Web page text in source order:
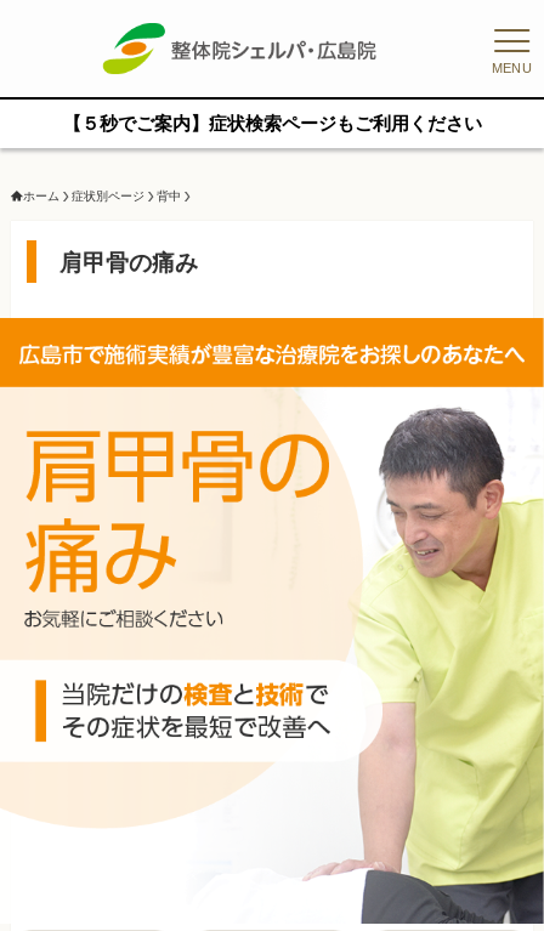
MENU
【５秒でご案内】症状検索ページもご利用ください
ホーム 症状別ページ 背中
肩甲骨の痛み